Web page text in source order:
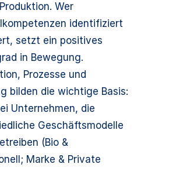
Wer
identifiziert
setzt ein positives
in Bewegung.
Prozesse und
bilden die wichtige Basis:
Unternehmen, die
Geschäftsmodelle
(Bio &
Marke & Private